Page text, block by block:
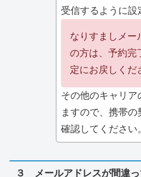
受信するように設
なりすましメー
の方は、予約完
定にお戻しくだ
その他のキャリア
ますので、携帯
確認してください
３ メールアドレスが間違っ